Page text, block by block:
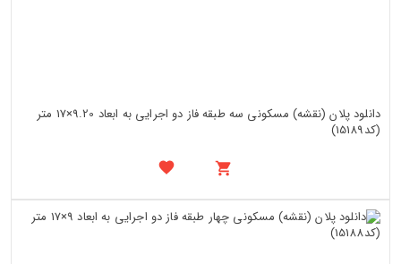
دانلود پلان (نقشه) مسکونی سه طبقه فاز دو اجرایی به ابعاد 9.20×17 متر
(کد15189)